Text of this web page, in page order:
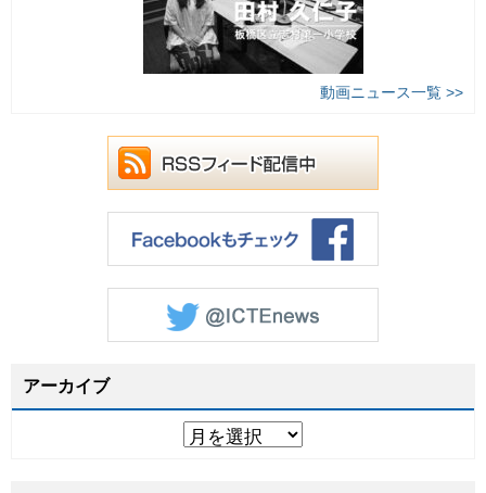
動画ニュース一覧 >>
アーカイブ